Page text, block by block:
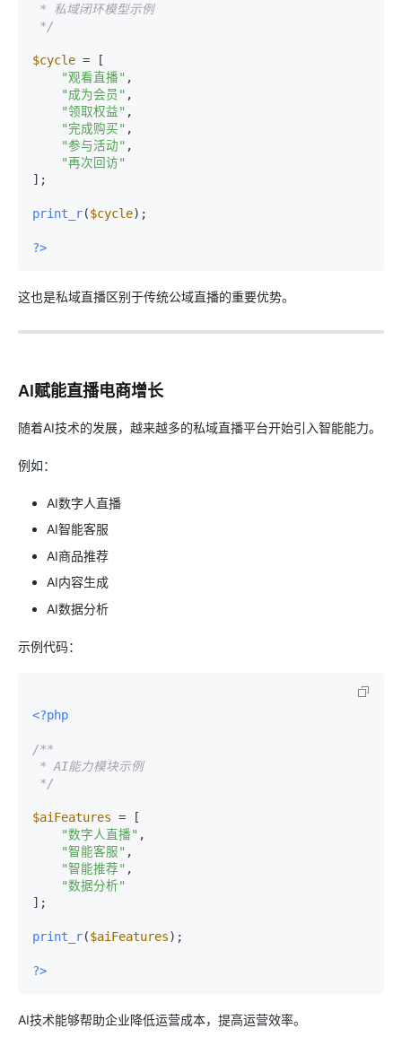
*/
$cycle = [
"观看直播" ,
"成为会员" ,
"领取权益" ,
"完成购买" ,
"参与活动" ,
"再次回访"
];
print_r($cycle);
?>
这也是私域直播区别于传统公域直播的重要优势。
AI赋能直播电商增长
随着AI技术的发展，越来越多的私域直播平台开始引入智能能力。
例如：
AI数字人直播
AI智能客服
AI商品推荐
AI内容生成
AI数据分析
示例代码：
<?php
/**
*/
$aiFeatures = [
"数字人直播" ,
"智能客服" ,
"智能推荐" ,
"数据分析"
];
print_r($aiFeatures);
?>
AI技术能够帮助企业降低运营成本，提高运营效率。